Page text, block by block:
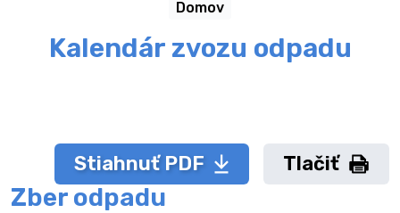
Kalendár zvozu odpadu
Domov
Tlačiť
Stiahnuť PDF
Zber odpadu